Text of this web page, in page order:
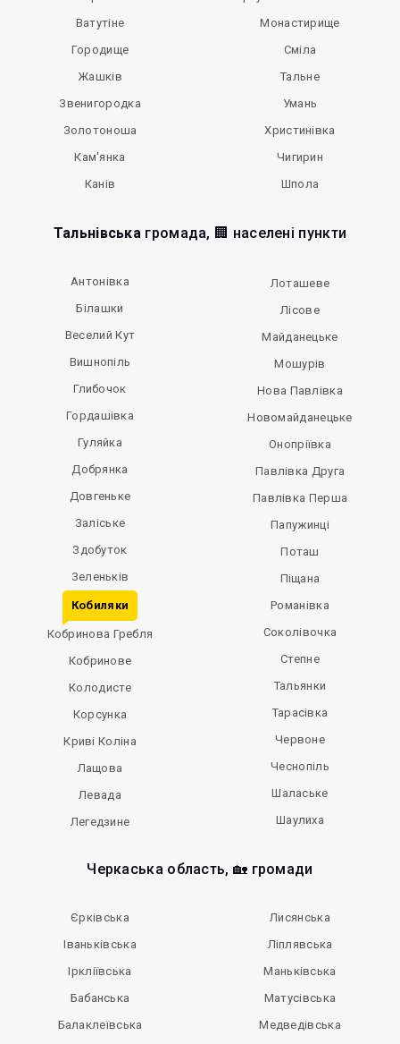
Ватутіне
Городище
Жашків
Звенигородка
Золотоноша
Кам'янка
Канів
Монастирище
Сміла
Тальне
Умань
Христинівка
Чигирин
Шпола
Тальнівська громада, 🏢 населені пункти
Антонівка
Білашки
Веселий Кут
Вишнопіль
Глибочок
Гордашівка
Гуляйка
Добрянка
Довгеньке
Заліське
Здобуток
Зеленьків
Кобиляки
Кобринова Гребля
Кобринове
Колодисте
Корсунка
Криві Коліна
Лащова
Левада
Легедзине
Лоташеве
Лісове
Майданецьке
Мошурів
Нова Павлівка
Новомайданецьке
Онопріївка
Павлівка Друга
Павлівка Перша
Папужинці
Поташ
Піщана
Романівка
Соколівочка
Степне
Тальянки
Тарасівка
Червоне
Чеснопіль
Шалаське
Шаулиха
Черкаська область, 🏡 громади
Єрківська
Іваньківська
Іркліївська
Бабанська
Балаклеївська
Лисянська
Ліплявська
Маньківська
Матусівська
Медведівська